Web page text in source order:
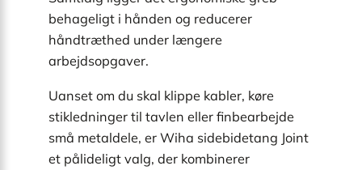
behageligt i hånden og reducerer
håndtræthed under længere
arbejdsopgaver.
Uanset om du skal klippe kabler, køre
stikledninger til tavlen eller finbearbejde
små metaldele, er Wiha sidebidetang Joint
et pålideligt valg, der kombinerer